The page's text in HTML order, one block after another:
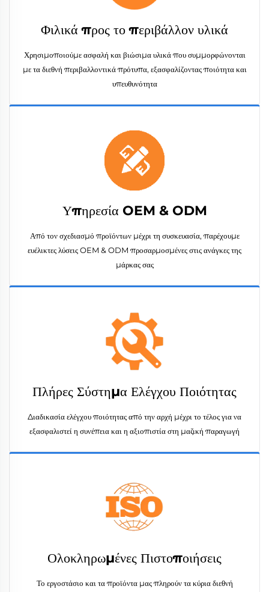
Φιλικά προς το περιβάλλον υλικά
Χρησιμοποιούμε ασφαλή και βιώσιμα υλικά που συμμορφώνονται
με τα διεθνή περιβαλλοντικά πρότυπα, εξασφαλίζοντας ποιότητα και
υπευθυνότητα
Υπηρεσία OEM & ODM
Από τον σχεδιασμό προϊόντων μέχρι τη συσκευασία, παρέχουμε
ευέλικτες λύσεις OEM & ODM προσαρμοσμένες στις ανάγκες της
μάρκας σας
Πλήρες Σύστημα Ελέγχου Ποιότητας
Διαδικασία ελέγχου ποιότητας από την αρχή μέχρι το τέλος για να
εξασφαλιστεί η συνέπεια και η αξιοπιστία στη μαζική παραγωγή
Ολοκληρωμένες Πιστοποιήσεις
Το εργοστάσιο και τα προϊόντα μας πληρούν τα κύρια διεθνή